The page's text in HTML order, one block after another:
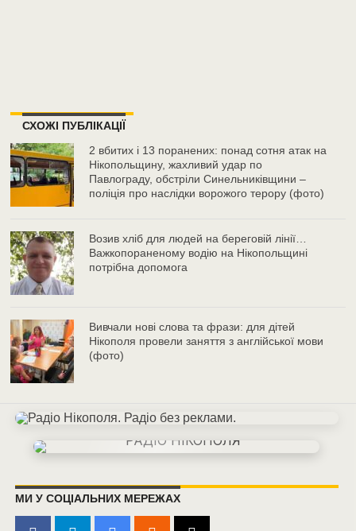
СХОЖІ ПУБЛІКАЦІЇ
2 вбитих і 13 поранених: понад сотня атак на
Нікопольщину, жахливий удар по
Павлограду, обстріли Синельниківщини –
поліція про наслідки ворожого терору (фото)
Возив хліб для людей на береговій лінії…
Важкопораненому водію на Нікопольщині
потрібна допомога
Вивчали нові слова та фрази: для дітей
Нікополя провели заняття з англійської мови
(фото)
МИ У СОЦІАЛЬНИХ МЕРЕЖАХ